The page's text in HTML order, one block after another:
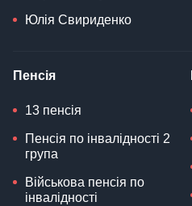
Юлія Свириденко
Пенсія
13 пенсія
Пенсія по інвалідності 2
група
Військова пенсія по
інвалідності